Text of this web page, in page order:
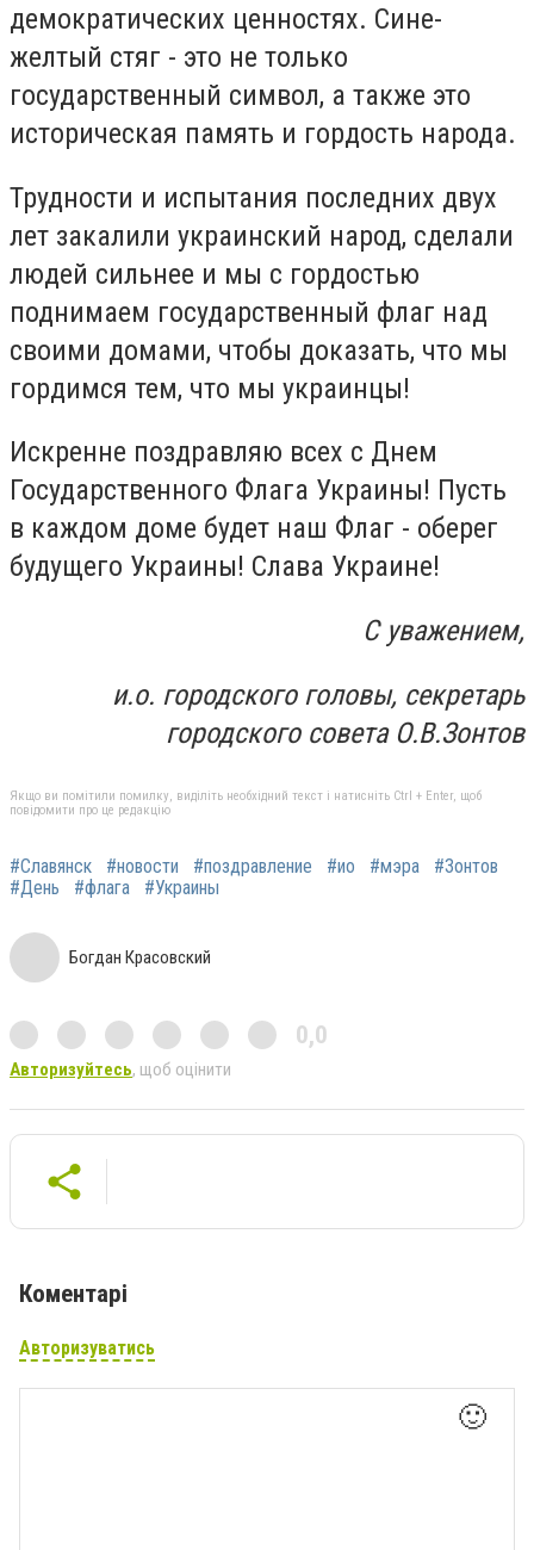
демократических ценностях. Сине-
желтый стяг - это не только
государственный символ, а также это
историческая память и гордость народа.
Трудности и испытания последних двух
лет закалили украинский народ, сделали
людей сильнее и мы с гордостью
поднимаем государственный флаг над
своими домами, чтобы доказать, что мы
гордимся тем, что мы украинцы!
Искренне поздравляю всех с Днем
Государственного Флага Украины! Пусть
в каждом доме будет наш Флаг - оберег
будущего Украины! Слава Украине!
С уважением,
и.о. городского головы, секретарь
городского совета О.В.Зонтов
Якщо ви помітили помилку, виділіть необхідний текст і натисніть Ctrl + Enter, щоб
повідомити про це редакцію
#Славянск #новости #поздравление #ио #мэра
#Зонтов
#День
#флага #Украины
Богдан Красовский
0,0
Авторизуйтесь, щоб оцінити
Коментарі
Авторизуватись
🙂